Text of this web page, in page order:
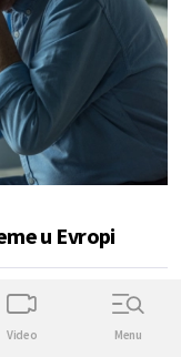
u Evropi
Video Menu